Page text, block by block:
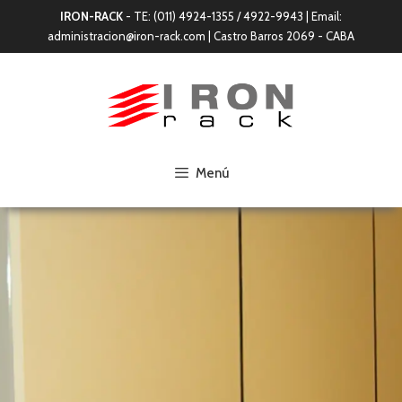
IRON-RACK - TE: (011) 4924-1355 / 4922-9943 | Email:
administracion@iron-rack.com | Castro Barros 2069 - CABA
Menú